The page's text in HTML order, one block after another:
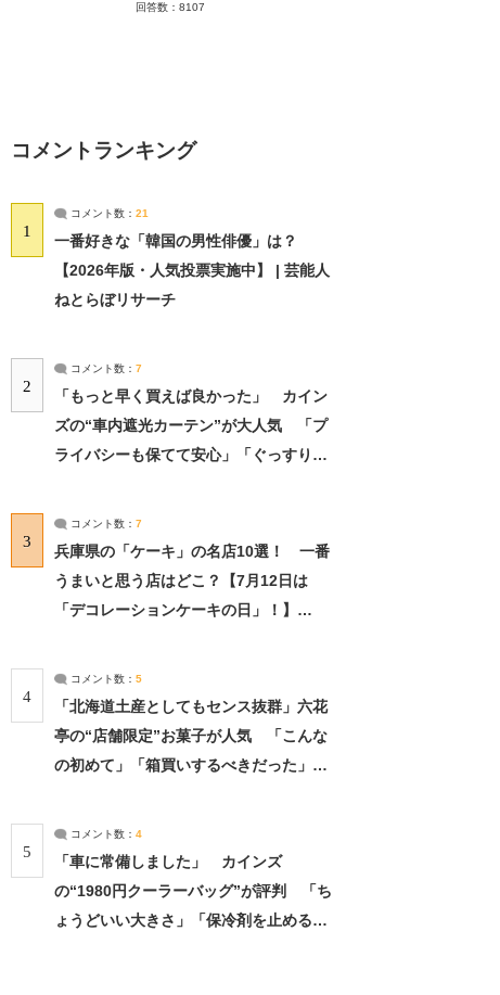
回答数：8107
コメントランキング
1
コメント数： 21
一番好きな「韓国の男性俳優」は？
【2026年版・人気投票実施中】 | 芸能人
ねとらぼリサーチ
2
コメント数： 7
「もっと早く買えば良かった」 カイン
ズの“車内遮光カーテン”が大人気 「プ
ライバシーも保てて安心」「ぐっすり眠
3
コメント数： 7
兵庫県の「ケーキ」の名店10選！ 一番
うまいと思う店はどこ？【7月12日は
「デコレーションケーキの日」！】
4
コメント数： 5
「北海道土産としてもセンス抜群」六花
亭の“店舗限定”お菓子が人気 「こんな
の初めて」「箱買いするべきだった」
5
コメント数： 4
「車に常備しました」 カインズ
の“1980円クーラーバッグ”が評判 「ち
ょうどいい大きさ」「保冷剤を止めるベ